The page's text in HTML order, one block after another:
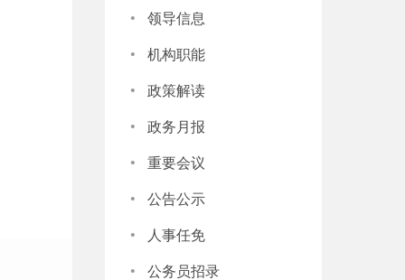
· 领导信息
· 机构职能
· 政策解读
· 政务月报
· 重要会议
· 公告公示
· 人事任免
· 公务员招录